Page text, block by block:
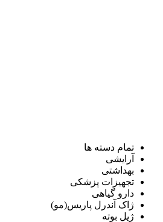
تمام دسته ها
آرایشی
بهداشتی
تجهیزات پزشکی
دارو گیاهی
ژاک آندرل پاریس(مو)
ژیل بوته